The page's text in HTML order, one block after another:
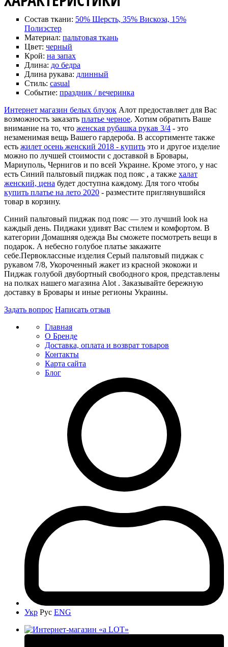
Состав ткани: 50% Шерсть, 35% Вискоза, 15%
Полиэстер
Материал: пальтовая ткань
Цвет: черный
Крой: на запах
Длина: до бедра
Длина рукава: длинный
Стиль: casual
Событие: праздник / вечеринка
Интернет магазин белых блузок Алот предоставляет для Вас
возможность заказать платье черное. Хотим обратить Ваше
внимание на то, что женская рубашка рукав 3/4 - это
незаменимая вещь Вашего гардероба. В ассортименте также
есть жилет осень женский 2018 - купить это и другое изделие
можно по лучшей стоимости с доставкой в Бровары,
Мариуполь, Чернигов и по всей Украине. Кроме этого, у нас
есть Синий пальтовый пиджак под пояс , а также халат
женский, цена будет доступна каждому. Для того чтобы
купить платье на лето 2020 - разместите приглянувшийся
товар в корзину.
Синий пальтовый пиджак под пояс — это лучший look на
каждый день. Пиджаки удивят Вас стилем и комфортом. В
категории Домашняя одежда Вы сможете посмотреть вещи в
подарок. А небесно голубое платье закажите
себе.Первоклассные изделия Серый пальтовый пиджак с
рукавом 7/8, Укороченный жакет из красной экокожи и
Пиджак голубой двубортный свободного кроя, представлены
на полках нашего магазина Alot . Заказывайте бережную
доставку в Бровары и иные регионы Украины.
Задать вопрос Написать отзыв
Главная
О Бренде
Доставка, оплата и возврат товаров
Контакты
Карта сайта
Блог
Укр Рус ENG